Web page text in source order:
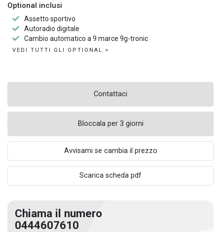
Optional inclusi
Assetto sportivo
Autoradio digitale
Cambio automatico a 9 marce 9g-tronic
VEDI TUTTI GLI OPTIONAL >
Contattaci
Bloccala per 3 giorni
Avvisami se cambia il prezzo
Scarica scheda pdf
Chiama il numero
0444607610